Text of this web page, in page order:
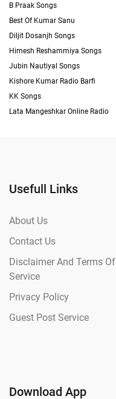
B Praak Songs
Best Of Kumar Sanu
Diljit Dosanjh Songs
Himesh Reshammiya Songs
Jubin Nautiyal Songs
Kishore Kumar Radio Barfi
KK Songs
Lata Mangeshkar Online Radio
Usefull Links
About Us
Contact Us
Disclaimer And Terms Of
Service
Privacy Policy
Guest Post Service
Download App